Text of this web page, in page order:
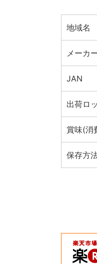
地域名
メーカ
JAN
出荷ロ
賞味(消
保存方